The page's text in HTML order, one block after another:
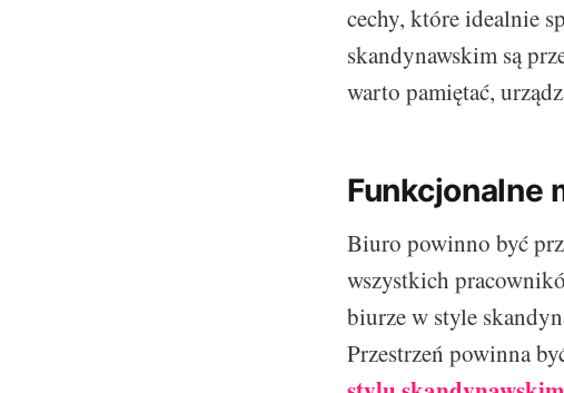
cechy, które idealnie
skandynawskim są
warto pamiętać,
Funkcjonalne
Biuro powinno być
wszystkich
biurze w style
Przestrzeń powinna